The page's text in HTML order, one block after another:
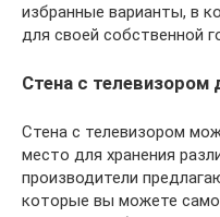
избранные варианты, в
для своей собственной
Стена с телевизором
Стена с телевизором
место для хранения
производители
которые вы можете